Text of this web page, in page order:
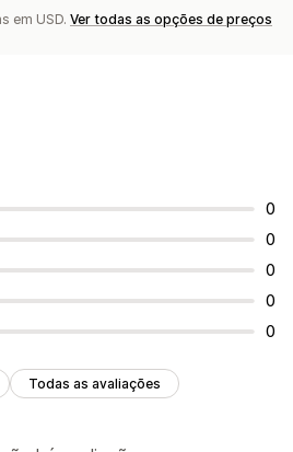
em USD. Ver todas as opções de preços
0
0
0
0
0
Todas as avaliações